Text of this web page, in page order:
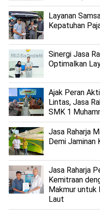
Layanan
Kepatuhan
Sinergi Jasa
Optimalkan
Ajak Peran
Lintas, Jasa
SMK 1
Jasa Raharja
Demi Jaminan
Jasa Raharja
Kemitraan
Makmur untuk
Laut